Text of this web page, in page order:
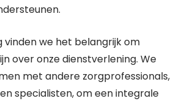
vinden we het belangrijk om
over onze dienstverlening. We
met andere zorgprofessionals,
specialisten, om een integrale